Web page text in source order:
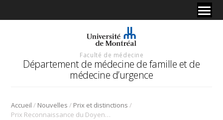
Faculté de médecine
Département de médecine de famille et de
médecine d’urgence
Accueil / Nouvelles / Prix et distinctions /
Prix Reconnaissance du Doyen 2022 – Personnel enseignant – Stéphanie Marsan, professeure adjointe de clinique au Département de médecine de famille et de médecine d’urgence